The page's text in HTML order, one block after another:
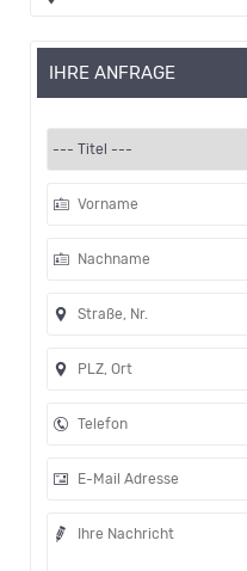
IHRE ANFRAGE